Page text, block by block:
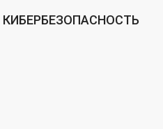
КИБЕРБЕЗОПАСНОСТЬ